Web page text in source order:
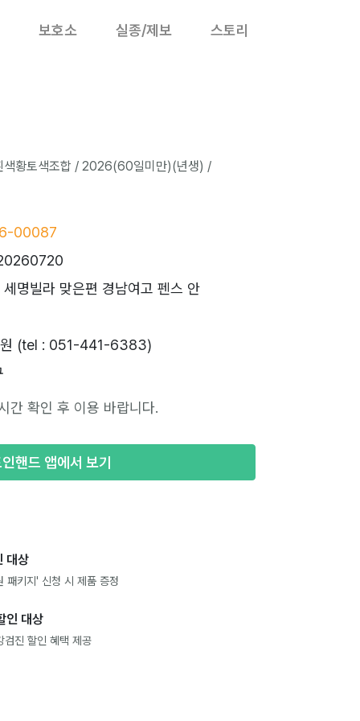
보호소 실종/제보 스토리
색황토색조합 / 2026(60일미만)(년생) /
00087
명빌라 맞은편 경남여고 펜스 안
원 (tel : 051-441-6383)
간 확인 후 이용 바랍니다.
핸드 앱에서 보기
대상
패키지' 신청 시 제품 증정
인 대상
검진 할인 혜택 제공